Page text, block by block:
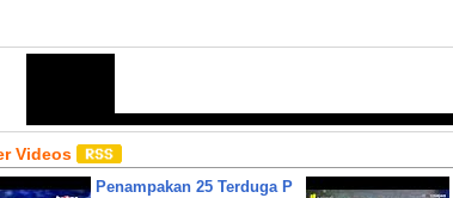
Videos
Penampakan 25 Terduga P